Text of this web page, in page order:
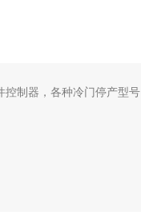
控制器，各种冷门停产型号